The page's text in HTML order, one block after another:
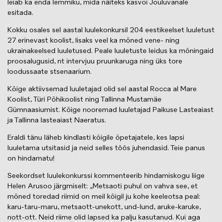
leiab ka enda lemmiku, mida näiteks kasvõi Jõuluvanale
esitada.
Kokku osales sel aastal luulekonkursil 204 eestikeelset luuletust
27 erinevast koolist, lisaks veel ka mõned vene- ning
ukrainakeelsed luuletused. Peale luuletuste leidus ka mõningaid
proosalugusid, nt intervjuu pruunkaruga ning üks tore
loodussaate stsenaarium.
Kõige aktiivsemad luuletajad olid sel aastal Rocca al Mare
Koolist, Türi Põhikoolist ning Tallinna Mustamäe
Gümnaasiumist. Kõige nooremad luuletajad Paikuse Lasteaiast
ja Tallinna lasteaiast Naeratus.
Eraldi tänu läheb kindlasti kõigile õpetajatele, kes lapsi
luuletama utsitasid ja neid selles töös juhendasid. Teie panus
on hindamatu!
Seekordset luulekonkurssi kommenteerib hindamiskogu liige
Helen Arusoo järgmiselt: „Metsaoti puhul on vahva see, et
mõned toredad riimid on meil kõigil ju kohe keeleotsa peal:
karu-taru-maru, metsaott-unekott, und-lund, aruke-karuke,
nott-ott. Neid riime olid lapsed ka palju kasutanud. Kui aga